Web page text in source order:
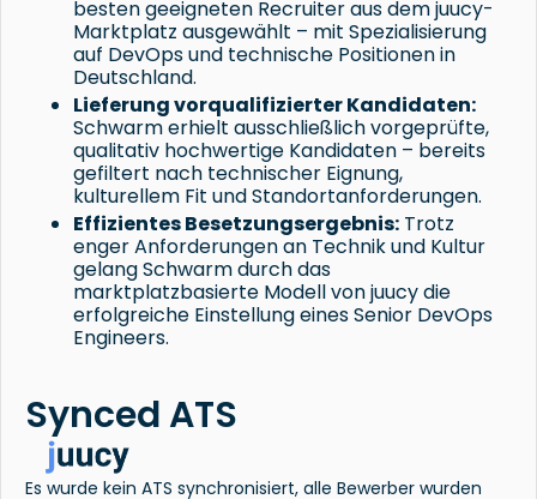
besten geeigneten Recruiter aus dem juucy-
Marktplatz ausgewählt – mit Spezialisierung
auf DevOps und technische Positionen in
Deutschland.
Lieferung vorqualifizierter Kandidaten:
Schwarm erhielt ausschließlich vorgeprüfte,
qualitativ hochwertige Kandidaten – bereits
gefiltert nach technischer Eignung,
kulturellem Fit und Standortanforderungen.
Effizientes Besetzungsergebnis: Trotz
enger Anforderungen an Technik und Kultur
gelang Schwarm durch das
marktplatzbasierte Modell von juucy die
erfolgreiche Einstellung eines Senior DevOps
Engineers.
Synced ATS
Es wurde kein ATS synchronisiert, alle Bewerber wurden